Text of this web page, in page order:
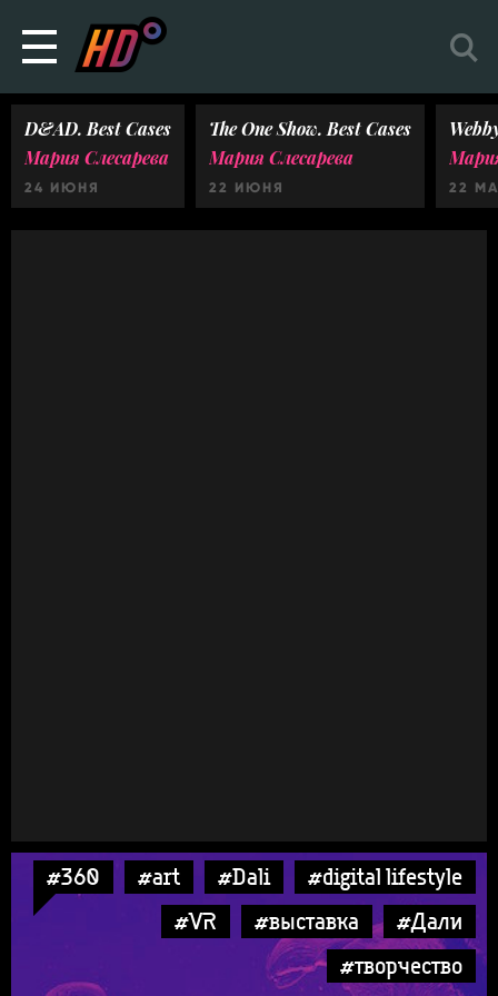
D&AD. Best Cases
Мария Слесарева
24 ИЮНЯ
The One Show. Best Cases
Мария Слесарева
22 ИЮНЯ 22
#360 #art #Dali
#digital lifestyle
#VR
#выставка
#Дали
#творчество